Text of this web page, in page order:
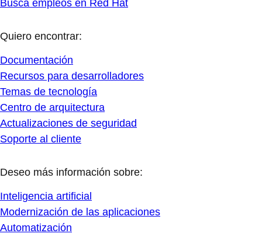
Busca empleos en Red Hat
Quiero encontrar:
Documentación
Recursos para desarrolladores
Temas de tecnología
Centro de arquitectura
Actualizaciones de seguridad
Soporte al cliente
Deseo más información sobre:
Inteligencia artificial
Modernización de las aplicaciones
Automatización